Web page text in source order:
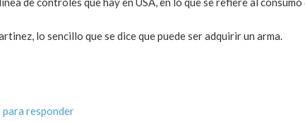
lo sencillo que se dice que puede ser adquirir un arma.
para responder